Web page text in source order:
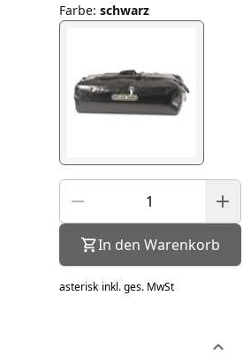
Farbe: schwarz
In den Warenkorb
asterisk inkl. ges. MwSt